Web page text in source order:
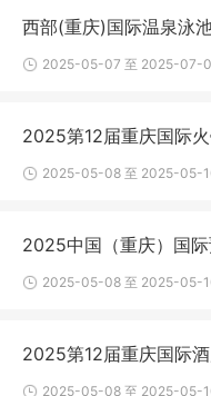
西部(重庆)国际温泉泳
2025-05-07 至 2025-07-
2025第12届重庆国际
2025-05-08 至 2025-05-
2025中国（重庆）国
2025-05-08 至 2025-05-
2025第12届重庆国际
2025-05-08 至 2025-05-